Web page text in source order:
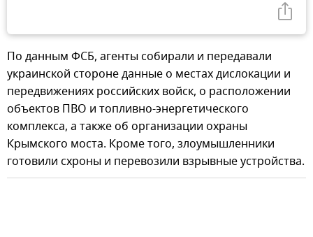
По данным ФСБ, агенты собирали и передавали
украинской стороне данные о местах дислокации и
передвижениях российских войск, о расположении
объектов ПВО и топливно-энергетического
комплекса, а также об организации охраны
Крымского моста. Кроме того, злоумышленники
готовили схроны и перевозили взрывные устройства.